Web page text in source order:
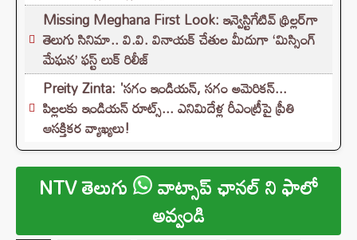
Missing Meghana First Look: ఇన్వెస్టిగేటివ్ థ్రిల్లర్‌గా
తెలుగు సినిమా.. వి.వి. వినాయక్ చేతుల మీదుగా ‘మిస్సింగ్
మేఘన’ ఫస్ట్ లుక్ రిలీజ్
Preity Zinta: 'సగం ఇండియన్, సగం అమెరికన్...
పిల్లలకు ఇండియన్ రూట్స్... ఎనిమిదేళ్ల రీఎంట్రీపై ప్రీతి
ఆసక్తికర వ్యాఖ్యలు!
NTV తెలుగు వాట్సాప్ ఛానల్ ని ఫాలో
అవ్వండి